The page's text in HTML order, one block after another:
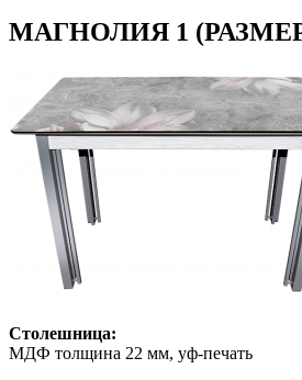
МАГНОЛИЯ 1 (РАЗМЕР
Столешница:
МДФ толщина 22 мм, уф-печать